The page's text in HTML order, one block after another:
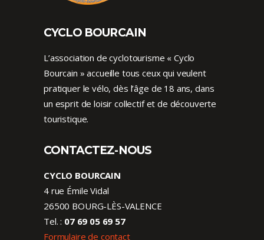
CYCLO BOURCAIN
L’association de cyclotourisme « Cyclo
Bourcain » accueille tous ceux qui veulent
pratiquer le vélo, dès l’âge de 18 ans, dans
un esprit de loisir collectif et de découverte
touristique.
CONTACTEZ-NOUS
CYCLO BOURCAIN
4 rue Émile Vidal
26500 BOURG-LÈS-VALENCE
Tel. : 07 69 05 69 57
Formulaire de contact